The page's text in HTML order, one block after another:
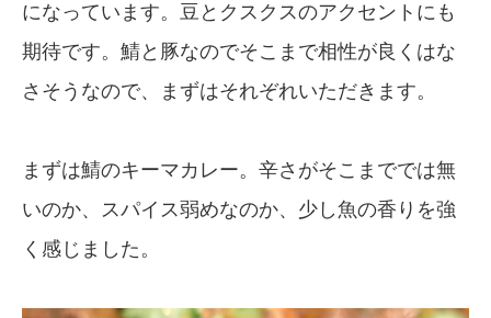
になっています。豆とクスクスのアクセントにも
期待です。鯖と豚なのでそこまで相性が良くはな
さそうなので、まずはそれぞれいただきます。
まずは鯖のキーマカレー。辛さがそこまででは無
いのか、スパイス弱めなのか、少し魚の香りを強
く感じました。